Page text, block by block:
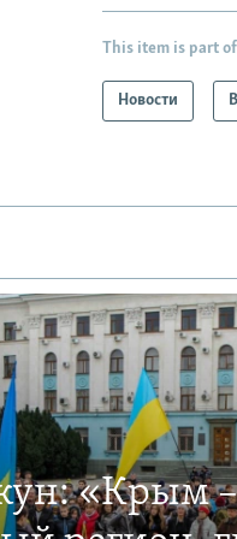
This item is part of
Новости
«Крым –